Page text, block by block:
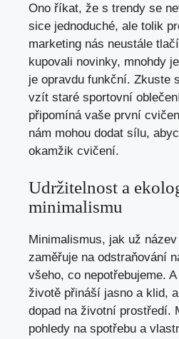
Ono říkat, že s trendy se
sice jednoduché, ale tolik
marketing nás neustále
kupovali novinky, mnohdy
je opravdu funkční. Zkuste
vzít staré sportovní
připomíná vaše první
nám mohou dodat sílu,
okamžik cvičení.
Udržitelnost a
minimalismu
Minimalismus, jak už
zaměřuje na odstraňování
všeho, co nepotřebujeme.
životě přináší jasno a klid,
dopad na životní prostředí.
pohledy na spotřebu a